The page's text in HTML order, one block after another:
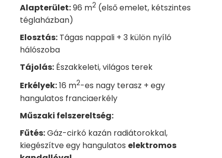
Alapterület:96 m2 (első emelet, kétszintes
téglaházban)
Elosztás: Tágas nappali + 3 külön nyíló
hálószoba
Tájolás: Északkeleti, világos terek
Erkélyek:16 m2-es nagy terasz + egy
hangulatos franciaerkély
Műszaki felszereltség:
Fűtés:Gáz-cirkó kazán radiátorokkal,
kiegészítve egy hangulatos elektromos